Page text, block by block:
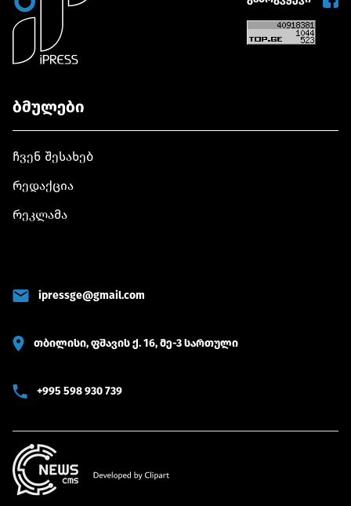
ბმულები
ჩვენ შესახებ
რედაქცია
რეკლამა
ipressge@gmail.com
თბილისი, ფშავის ქ. 16, მე-3 სართული
+995 598 930 739